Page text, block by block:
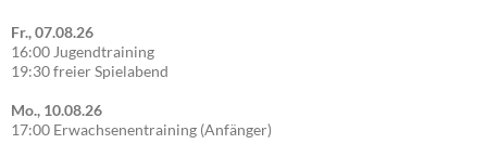
Fr., 07.08.26
16:00 Jugendtraining
19:30 freier Spielabend
Mo., 10.08.26
17:00 Erwachsenentraining (Anfänger)